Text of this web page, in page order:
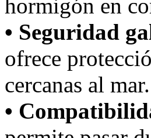
hormigón en
• Seguridad
ofrece
cercanas al mar.
•